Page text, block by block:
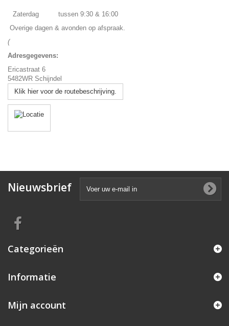
Zaterdag
tussen 9:30 & 16:00
Overige dagen & avonden op afspraak.
(
Adresgegevens:
Ericastraat 6
5482WR Schijndel
Klik hier voor de routebeschrijving.
Nieuwsbrief
Categorieën
Informatie
Mijn account